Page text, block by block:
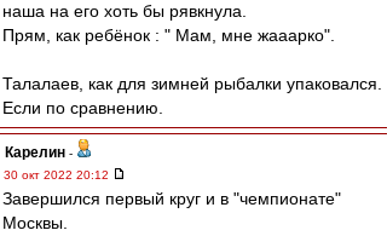
наша на его хоть бы рявкнула.
Прям, как ребёнок : " Мам, мне жааарко".
Талалаев, как для зимней рыбалки упаковался.
Если по сравнению.
Карелин -
30 окт 2022 20:12
Завершился первый круг и в "чемпионате"
Москвы.